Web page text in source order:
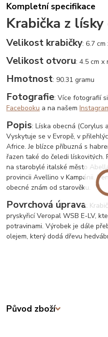
Kompletní specifikace
Krabička z lísky
Velikost krabičky: 6.7
Velikost otvoru: 4.5 cm x
Hmotnost: 90.31 gramu
Fotografie: Více fotografií
Facebooku a na našem
Popis: Líska obecná (Corylus
Vyskytuje se v Evropě, v
Africe. Je blízce příbuzná s
řazen také do čeledi lískovitých.
na starobylé italské město
provincii Avellino v Kampánii.
obecné znám od starověku.
Povrchová úprava:
pryskyřicí Veropal WSB E-LV,
potravinami. Výrobek je dále
olejem, který dodá dřevu
Původ zboží